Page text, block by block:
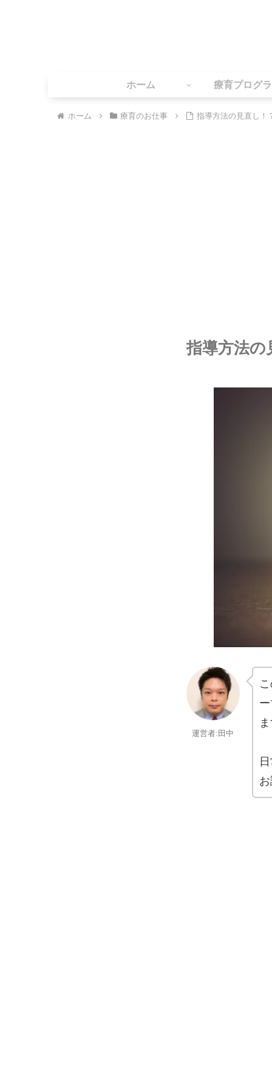
ホーム 療育プログ
ホーム 療育のお仕事 指導方法の見直し！
指導方法の
運営者:田中